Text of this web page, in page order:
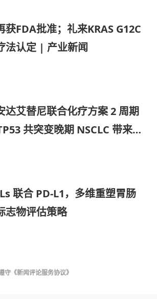
FDA批准；礼来KRAS G12C
法认定 | 产业新闻
艾替尼联合化疗方案 2 周期
共突变晚期 NSCLC 带来颅
联合 PD-L1，多维重塑胃肠
志物评估策略
守 《新闻评论服务协议》